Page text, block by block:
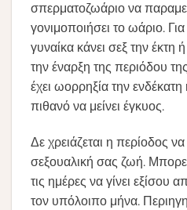
σπερματοζωάριο να
γονιμοποιήσει το ωάριο.
γυναίκα κάνει σεξ την
την έναρξη της περιόδου
έχει ωορρηξία την
πιθανό να μείνει έγκυος.
Δε χρειάζεται η περίοδος
σεξουαλική σας ζωή.
τις ημέρες να γίνει εξίσου
τον υπόλοιπο μήνα.